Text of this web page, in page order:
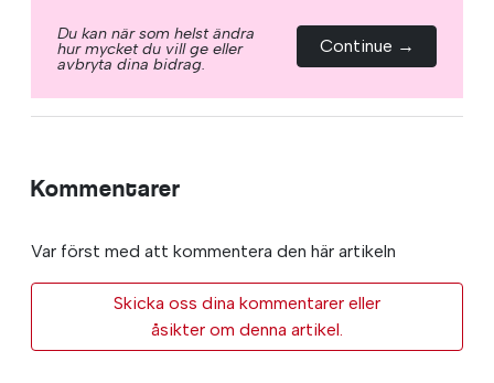
Du kan när som helst ändra
hur mycket du vill ge eller
avbryta dina bidrag.
Continue →
Kommentarer
Var först med att kommentera den här artikeln
Skicka oss dina kommentarer eller
åsikter om denna artikel.